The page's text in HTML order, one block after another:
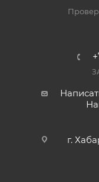
г.